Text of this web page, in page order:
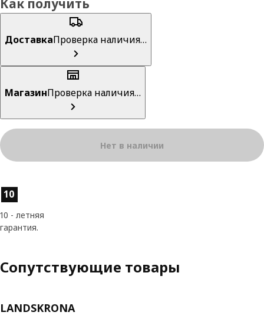
Как получить
ДоставкаПроверка наличия…
МагазинПроверка наличия…
Нет в наличии
Характеристики товара
10
10 - летняя
гарантия.
Сопутствующие товары
LANDSKRONA